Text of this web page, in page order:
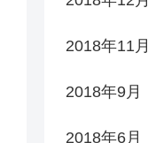
2018年11月
2018年9月
2018年6月